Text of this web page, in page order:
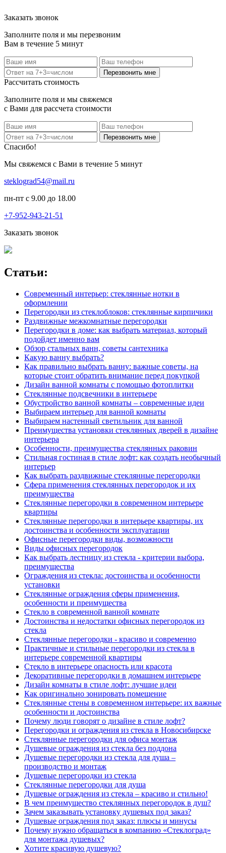
Заказать звонок
Заполните поля и мы перезвоним
Вам в течение 5 минут
Перезвонить мне
Рассчитать стоимость
Заполните поля и мы свяжемся
с Вами для рассчета стоимости
Перезвонить мне
Спасибо!
Мы свяжемся с Вами в течение 5 минут
steklograd54@mail.ru
пн-пт с 9.00 до 18.00
+7-952-943-21-51
Заказать звонок
Статьи:
Современный интерьер: стеклянные нотки в
оформлении
Перегородки из стеклоблоков: стеклянные кирпичики
Раздвижные межкомнатные перегородки
Перегородки в доме: как выбрать материал, который
подойдет именно вам
Обзор стальных ванн, советы сантехника
Какую ванну выбрать?
Как правильно выбрать ванну: важные советы, на
которые стоит обратить внимание перед покупкой
Дизайн ванной комнаты с помощью фотоплитки
Стеклянные подсвечники в интерьере
Обустройство ванной комнаты – современные идеи
Выбираем интерьер для ванной комнаты
Выбираем настенный светильник для ванной
Преимущества установки стеклянных дверей в дизайне
интерьера
Особенности, преимущества стеклянных раковин
Стильная гостиная в стиле лофт: как создать необычный
интерьер
Как выбрать раздвижные стеклянные перегородки
Сфера применения стеклянных перегородок и их
преимущества
Стеклянные перегородки в современном интерьере
квартиры
Стеклянные перегородки в интерьере квартиры, их
достоинства и особенности эксплуатации
Офисные перегородки виды, возможности
Виды офисных перегородок
Как выбрать лестницу из стекла - критерии выбора,
преимущества
Ограждения из стекла: достоинства и особенности
установки
Стеклянные ограждения сферы применения,
особенности и преимущества
Стекло в современной ванной комнате
Достоинства и недостатки офисных перегородок из
стекла
Стеклянные перегородки - красиво и современно
Практичные и стильные перегородки из стекла в
интерьере современной квартиры
Стекло в интерьере опасность или красота
Декоративные перегородки в домашнем интерьере
Дизайн комнаты в стиле лофт: лучшие идеи
Как оригинально зонировать помещение
Стеклянные стены в современном интерьере: их важные
особенности и достоинства
Почему люди говорят о дизайне в стиле лофт?
Перегородки и ограждения из стекла в Новосибирске
Стеклянные перегородки для офиса монтаж
Душевые ограждения из стекла без поддона
Душевые перегородки из стекла для душа –
производство и монтаж
Душевые перегородки из стекла
Стеклянные перегородки для душа
Душевые ограждения из стекла – красиво и стильно!
В чем преимущество стеклянных перегородок в душ?
Зачем заказывать установку душевых под заказ?
Душевые ограждения под заказ: плюсы и минусы
Почему нужно обращаться в компанию «Стеклоград»
для монтажа душевых?
Хотите красивую душевую?